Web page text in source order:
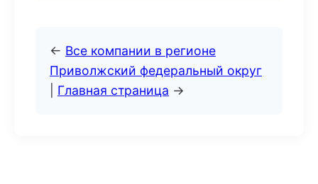
← Все компании в регионе
Приволжский федеральный округ
Главная страница →